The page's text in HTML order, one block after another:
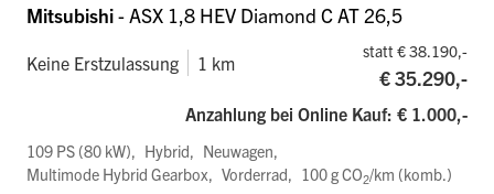
Mitsubishi- ASX 1,8 HEV Diamond C AT 26,5
Keine Erstzulassung 1 km
statt € 38.190,-
€ 35.290,-
Anzahlung bei Online Kauf: € 1.000,-
109 PS (80 kW) Hybrid
Neuwagen
Multimode Hybrid Gearbox
Vorderrad 100 g CO2/km (komb.)